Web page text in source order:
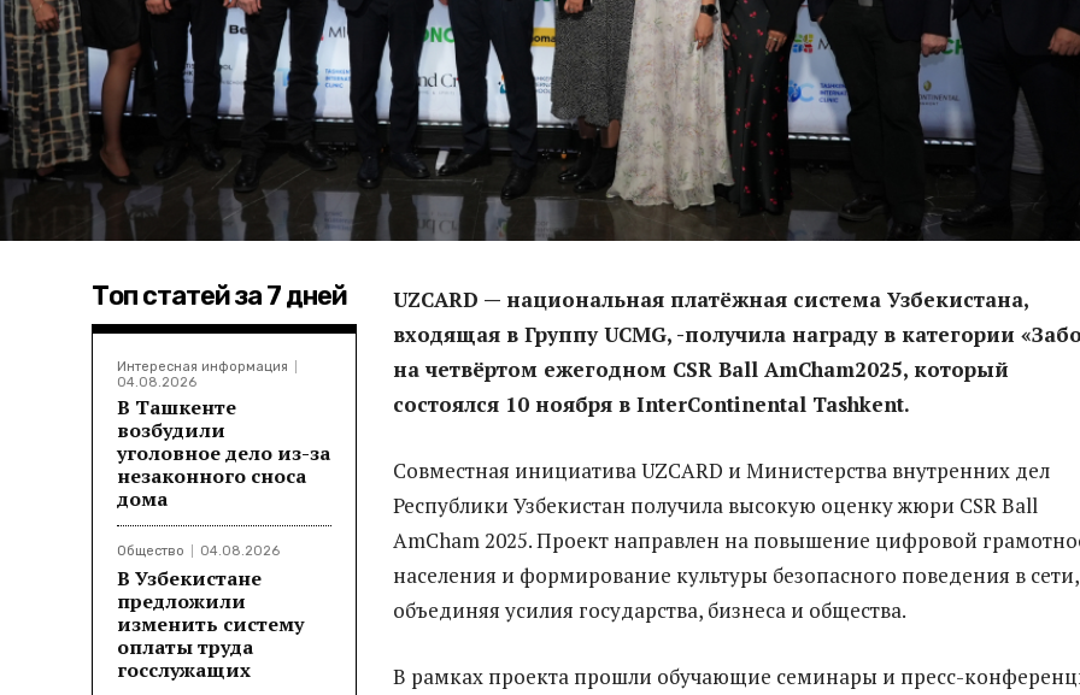
Топ статей за 7 дней
Интересная информация
04.08.2026
В Ташкенте
возбудили
уголовное дело из-за
незаконного сноса
дома
Общество 04.08.2026
В Узбекистане
предложили
изменить систему
оплаты труда
госслужащих
UZCARD — национальная платёжная система Узбекистана,
входящая в Группу UCMG, -получила награду в категории
на четвёртом ежегодном CSR Ball AmCham2025, который
состоялся 10 ноября в InterContinental Tashkent.
Совместная инициатива UZCARD и Министерства внутренних дел
Республики Узбекистан получила высокую оценку жюри CSR Ball
AmCham 2025. Проект направлен на повышение цифровой
населения и формирование культуры безопасного поведения в сети,
объединяя усилия государства, бизнеса и общества.
В рамках проекта прошли обучающие семинары и пресс-